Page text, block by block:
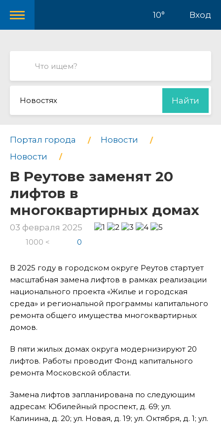
10° Вход
Новостях Найти
Портал города
Новости
Новости
В Реутове заменят 20
лифтов в
многоквартирных домах
03 февраля 2025
1000 < 0
В 2025 году в городском округе Реутов стартует
масштабная замена лифтов в рамках реализации
национального проекта «Жилье и городская
среда» и региональной программы капитального
ремонта общего имущества многоквартирных
домов.
В пяти жилых домах округа модернизируют 20
лифтов. Работы проводит Фонд капитального
ремонта Московской области.
Замена лифтов запланирована по следующим
адресам: Юбилейный проспект, д. 69; ул.
Калинина, д. 20; ул. Новая, д. 19; ул. Октября, д. 1; ул.